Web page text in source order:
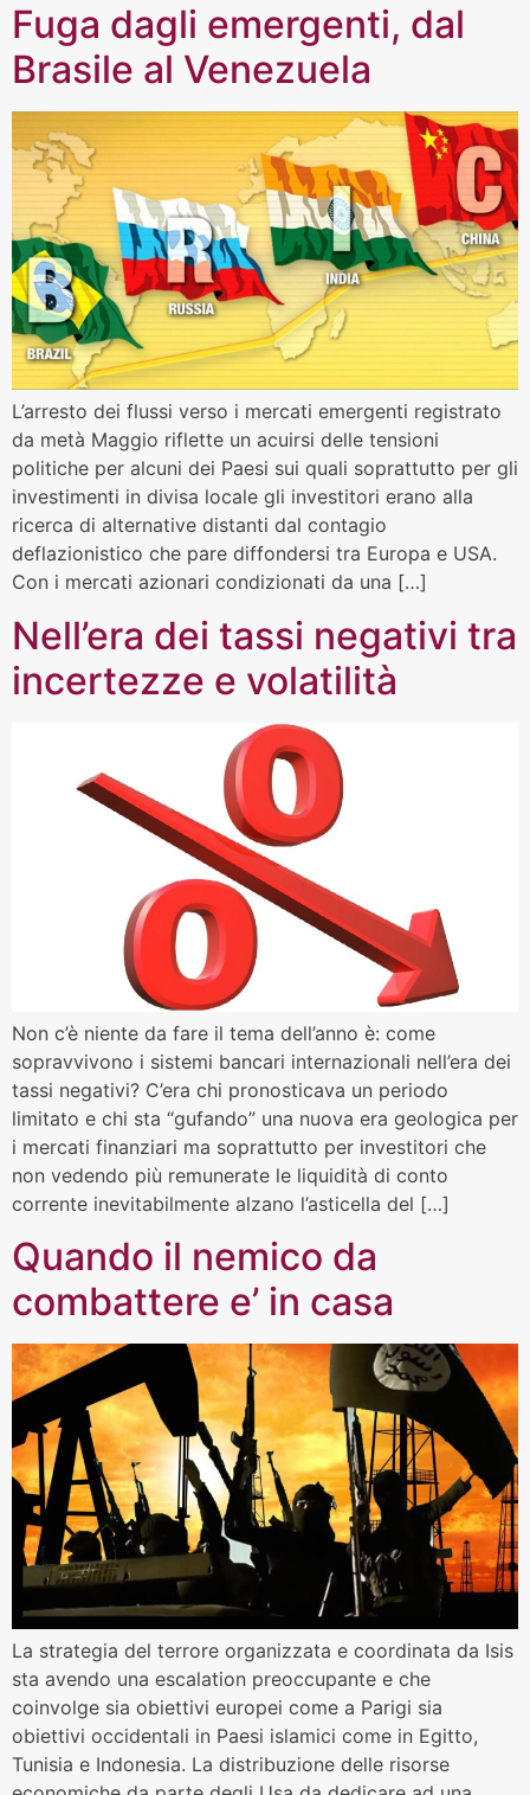
Fuga dagli emergenti, dal
Brasile al Venezuela
L’arresto dei flussi verso i mercati emergenti registrato
da metà Maggio riflette un acuirsi delle tensioni
politiche per alcuni dei Paesi sui quali soprattutto per gli
investimenti in divisa locale gli investitori erano alla
ricerca di alternative distanti dal contagio
deflazionistico che pare diffondersi tra Europa e USA.
Con i mercati azionari condizionati da una […]
Nell’era dei tassi negativi tra
incertezze e volatilità
Non c’è niente da fare il tema dell’anno è: come
sopravvivono i sistemi bancari internazionali nell’era dei
tassi negativi? C’era chi pronosticava un periodo
limitato e chi sta “gufando” una nuova era geologica per
i mercati finanziari ma soprattutto per investitori che
non vedendo più remunerate le liquidità di conto
corrente inevitabilmente alzano l’asticella del […]
Quando il nemico da
combattere e’ in casa
La strategia del terrore organizzata e coordinata da Isis
sta avendo una escalation preoccupante e che
coinvolge sia obiettivi europei come a Parigi sia
obiettivi occidentali in Paesi islamici come in Egitto,
Tunisia e Indonesia. La distribuzione delle risorse